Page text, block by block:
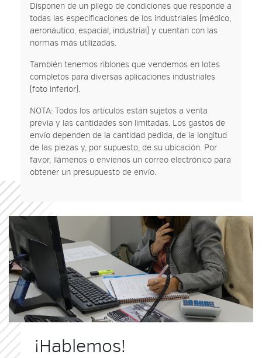
Disponen de un pliego de condiciones que responde a
todas las especificaciones de los industriales (médico,
aeronáutico, espacial, industrial) y cuentan con las
normas más utilizadas.
También tenemos riblones que vendemos en lotes
completos para diversas aplicaciones industriales
(foto inferior).
NOTA: Todos los artículos están sujetos a venta
previa y las cantidades son limitadas. Los gastos de
envío dependen de la cantidad pedida, de la longitud
de las piezas y, por supuesto, de su ubicación. Por
favor, llámenos o envíenos un correo electrónico para
obtener un presupuesto de envío.
¡Hablemos!